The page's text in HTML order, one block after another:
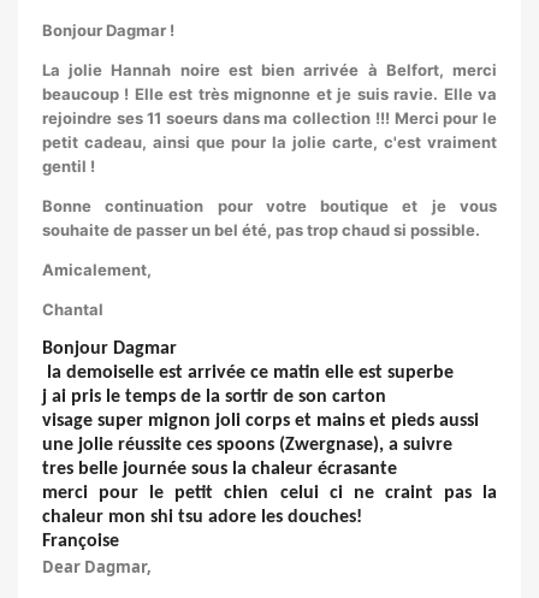
Bonjour Dagmar !
La jolie Hannah noire est bien arrivée à Belfort, merci
beaucoup ! Elle est très mignonne et je suis ravie. Elle va
rejoindre ses 11 soeurs dans ma collection !!! Merci pour le
petit cadeau, ainsi que pour la jolie carte, c'est vraiment
gentil !
Bonne continuation pour votre boutique et je vous
souhaite de passer un bel été, pas trop chaud si possible.
Amicalement,
Chantal
Bonjour Dagmar
la demoiselle est arrivée ce matin elle est superbe
j ai pris le temps de la sortir de son carton
visage super mignon joli corps et mains et pieds aussi
une jolie réussite ces spoons (Zwergnase), a suivre
tres belle journée sous la chaleur écrasante
merci pour le petit chien celui ci ne craint pas la
chaleur mon shi tsu adore les douches!
Françoise
Dear Dagmar,